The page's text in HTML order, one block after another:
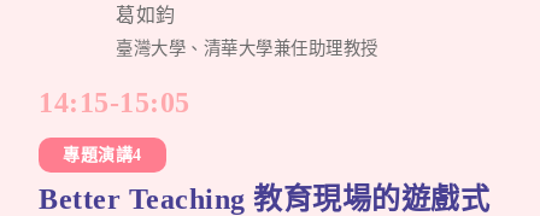
葛如鈞
臺灣大學、清華大學兼任助理教授
14:15-15:05
專題演講4
Better Teaching 教育現場的遊戲式